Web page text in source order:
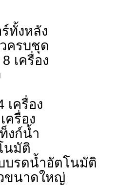
ทั้งหลัง
ครบชุด
เครื่อง
เครื่อง
ครื่อง
งก์น้ำ
นมัติ
บรดน้ำอัตโนมัติ
ขนาดใหญ่